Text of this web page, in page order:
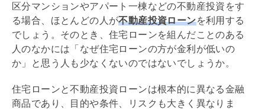
区分マンションやアパート一棟などの不動産投資をす
る場合、ほとんどの人が不動産投資ローンを利用する
でしょう。そのとき、 住宅ローンを組んだことのある
人のなかには「なぜ住宅ローンの方が金利が低いの
か」と思う人も少なくないのではないでしょうか。
住宅ローンと不動産投資ローンは根本的に異なる金融
商品であり、目的や条件、リスクも大きく異なりま